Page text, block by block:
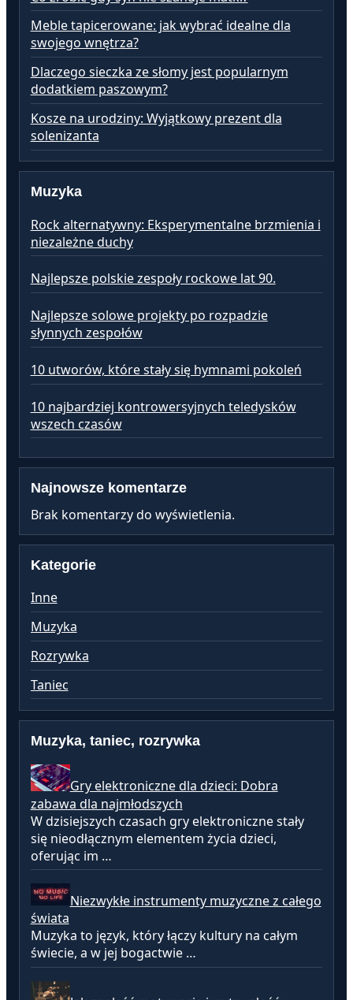
Meble tapicerowane: jak wybrać idealne dla
swojego wnętrza?
Dlaczego sieczka ze słomy jest popularnym
dodatkiem paszowym?
Kosze na urodziny: Wyjątkowy prezent dla
solenizanta
Muzyka
Rock alternatywny: Eksperymentalne brzmienia i
niezależne duchy
Najlepsze polskie zespoły rockowe lat 90.
Najlepsze solowe projekty po rozpadzie
słynnych zespołów
10 utworów, które stały się hymnami pokoleń
10 najbardziej kontrowersyjnych teledysków
wszech czasów
Najnowsze komentarze
Brak komentarzy do wyświetlenia.
Kategorie
Inne
Muzyka
Rozrywka
Taniec
Muzyka, taniec, rozrywka
Gry elektroniczne dla dzieci: Dobra
zabawa dla najmłodszych
W dzisiejszych czasach gry elektroniczne stały
się nieodłącznym elementem życia dzieci,
oferując im …
Niezwykłe instrumenty muzyczne z całego
świata
Muzyka to język, który łączy kultury na całym
świecie, a w jej bogactwie …